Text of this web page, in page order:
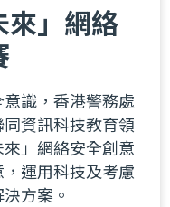
來」網絡
識，香港警務處
資訊科技教育領
」網絡安全創意
運用科技及考慮
方案。